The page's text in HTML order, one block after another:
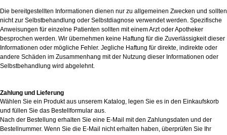
Die bereitgestellten Informationen dienen nur zu allgemeinen Zwecken und sollten
nicht zur Selbstbehandlung oder Selbstdiagnose verwendet werden. Spezifische
Anweisungen für einzelne Patienten sollten mit einem Arzt oder Apotheker
besprochen werden. Wir übernehmen keine Haftung für die Zuverlässigkeit dieser
Informationen oder mögliche Fehler. Jegliche Haftung für direkte, indirekte oder
andere Schäden im Zusammenhang mit der Nutzung dieser Informationen oder
Selbstbehandlung wird abgelehnt.
Zahlung und Lieferung
Wählen Sie ein Produkt aus unserem Katalog, legen Sie es in den Einkaufskorb
und füllen Sie das Bestellformular aus.
Nach der Bestellung erhalten Sie eine E-Mail mit den Zahlungsdaten und der
Bestellnummer. Wenn Sie die E-Mail nicht erhalten haben, überprüfen Sie Ihr